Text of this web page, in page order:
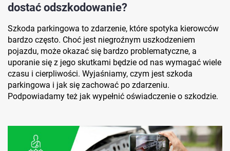
dostać odszkodowanie?
Szkoda parkingowa to zdarzenie, które spotyka kierowców
bardzo często. Choć jest niegroźnym uszkodzeniem
pojazdu, może okazać się bardzo problematyczne, a
uporanie się z jego skutkami będzie od nas wymagać wiele
czasu i cierpliwości. Wyjaśniamy, czym jest szkoda
parkingowa i jak się zachować po zdarzeniu.
Podpowiadamy też jak wypełnić oświadczenie o szkodzie.